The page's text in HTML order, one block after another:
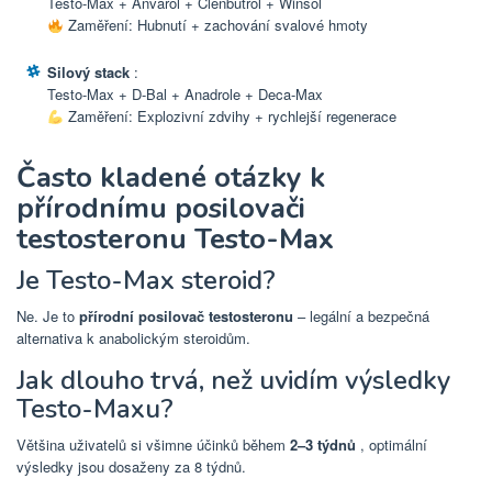
Zaměření: Hubnutí + zachování svalové hmoty
Silový stack :
Testo-Max + D-Bal + Anadrole + Deca-Max
Zaměření: Explozivní zdvihy + rychlejší regenerace
Často kladené otázky k
přírodnímu posilovači
testosteronu Testo-Max
Je Testo-Max steroid?
Ne. Je to přírodní posilovač testosteronu – legální a bezpečná
alternativa k anabolickým steroidům.
Jak dlouho trvá, než uvidím výsledky
Testo-Maxu?
Většina uživatelů si všimne účinků během 2–3 týdnů , optimální
výsledky jsou dosaženy za 8 týdnů.